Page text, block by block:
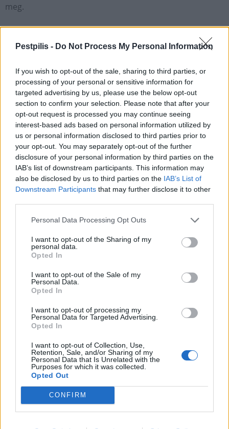
Pestpilis - Do Not Process My Personal Information
If you wish to opt-out of the sale, sharing to third parties, or
processing of your personal or sensitive information for
targeted advertising by us, please use the below opt-out
section to confirm your selection. Please note that after your
opt-out request is processed you may continue seeing
interest-based ads based on personal information utilized by
us or personal information disclosed to third parties prior to
your opt-out. You may separately opt-out of the further
disclosure of your personal information by third parties on the
IAB’s list of downstream participants. This information may
also be disclosed by us to third parties on the IAB’s List of
Downstream Participants that may further disclose it to other
Personal Data Processing Opt Outs
I want to opt-out of the Sharing of my
personal data.
Opted In
I want to opt-out of the Sale of my
Personal Data.
Opted In
I want to opt-out of processing my
Personal Data for Targeted Advertising.
Opted In
I want to opt-out of Collection, Use,
Retention, Sale, and/or Sharing of my
Personal Data that Is Unrelated with the
Purposes for which it was collected.
Opted Out
CONFIRM
meg.
Budafoki temető
A Budafoki temetőaz 58-as és a 158-as, a 250-es és a
250B buszjárattal,valamint november 1-jén és 2-án a
Savoya Parktól induló 158B autóbusszalközelíthető
meg.
Budakeszi temető
A Budakeszi temetőa 188-as, a 188E és a 222-esés a
Budajenő felé közlekedő793-as, 794-es és 795-ös
járatokkal közelíthető meg.
A Nagytétényi temető megközelítésére a november 1-jén
as, a 113-as, a 113A és a 133E buszokigénybevételét
javasolja a BKK.
Fiumei úti sírkert
A Fiumei Úti Sírkert megközelítésére a BKKa 23-
illetvea 24-es villamosmellett Kőbánya felől
a 28A és a 37-es villamostajánlja. November 1-jén és 2-